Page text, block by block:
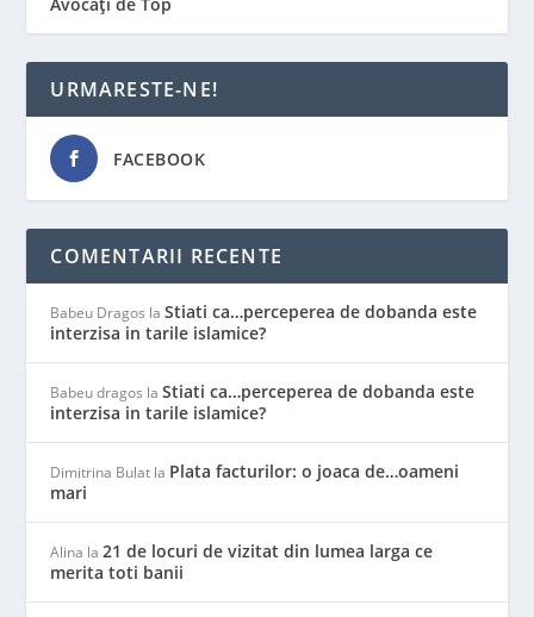
URMARESTE-NE!
FACEBOOK
COMENTARII RECENTE
Babeu Dragos laStiati ca…perceperea de dobanda este
interzisa in tarile islamice?
Babeu dragos laStiati ca…perceperea de dobanda este
interzisa in tarile islamice?
Dimitrina Bulat la Plata facturilor: o joaca de…oameni
mari
Alina la21 de locuri de vizitat din lumea larga ce
merita toti banii